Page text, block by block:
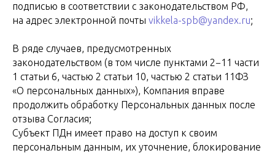
подписью в соответствии с законодательством РФ,
на адрес электронной почты vikkela-spb@yandex.ru;
В ряде случаев, предусмотренных
законодательством (в том числе пунктами 2−11 части
1 статьи 6, частью 2 статьи 10, частью 2 статьи 11ФЗ
«О персональных данных»), Компания вправе
продолжить обработку Персональных данных после
отзыва Согласия;
Субъект ПДн имеет право на доступ к своим
персональным данным, их уточнение, блокирование